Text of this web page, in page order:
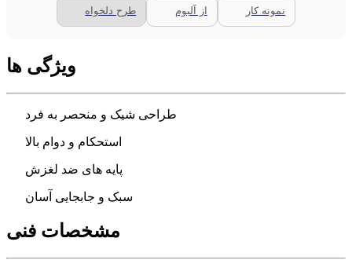
طرح دلخواه از آلبوم نمونه کار
ویژگی ها
طراحی شیک و منحصر به فرد
استحکام و دوام بالا
پایه های ضد لغزش
سبک و جابجایی آسان
مشخصات فنی